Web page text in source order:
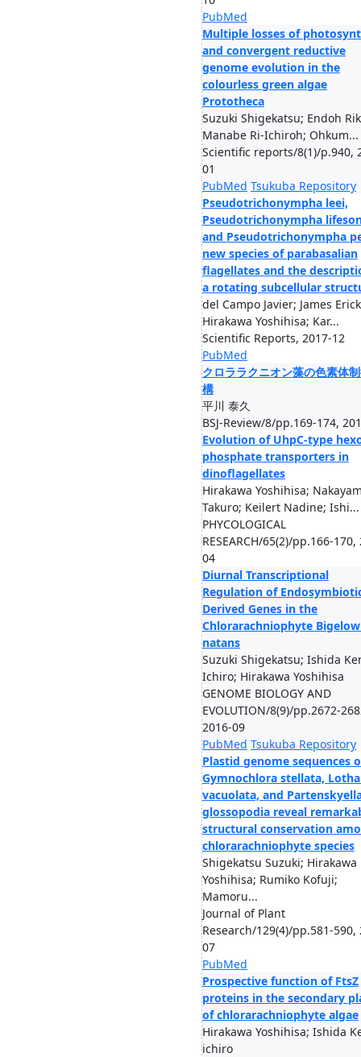
PubMed
Multiple losses of
and convergent reductive
genome evolution in the
colourless green algae
Prototheca
Suzuki Shigekatsu; Endoh
Manabe Ri-Ichiroh; Ohkum...
Scientific reports/8(1)/p.940,
01
PubMed Tsukuba Repository
Pseudotrichonympha leei,
Pseudotrichonympha
and Pseudotrichonympha
new species of parabasalian
flagellates and the
a rotating subcellular
del Campo Javier; James
Hirakawa Yoshihisa; Kar...
Scientific Reports, 2017-12
PubMed
クロララクニオン藻の色素体
構
平川 泰久
BSJ-Review/8/pp.169-174,
Evolution of UhpC-type
phosphate transporters in
dinoflagellates
Hirakawa Yoshihisa;
Takuro; Keilert Nadine; Ishi...
PHYCOLOGICAL
RESEARCH/65(2)/pp.166-170,
04
Diurnal Transcriptional
Regulation of
Derived Genes in the
Chlorarachniophyte
natans
Suzuki Shigekatsu; Ishida
Ichiro; Hirakawa Yoshihisa
GENOME BIOLOGY AND
EVOLUTION/8(9)/pp.2672-
2016-09
PubMed Tsukuba Repository
Plastid genome sequences
Gymnochlora stellata,
vacuolata, and
glossopodia reveal
structural conservation
chlorarachniophyte species
Shigekatsu Suzuki; Hirakawa
Yoshihisa; Rumiko Kofuji;
Mamoru...
Journal of Plant
Research/129(4)/pp.581-590,
07
PubMed
Prospective function of FtsZ
proteins in the secondary
of chlorarachniophyte algae
Hirakawa Yoshihisa; Ishida
ichiro